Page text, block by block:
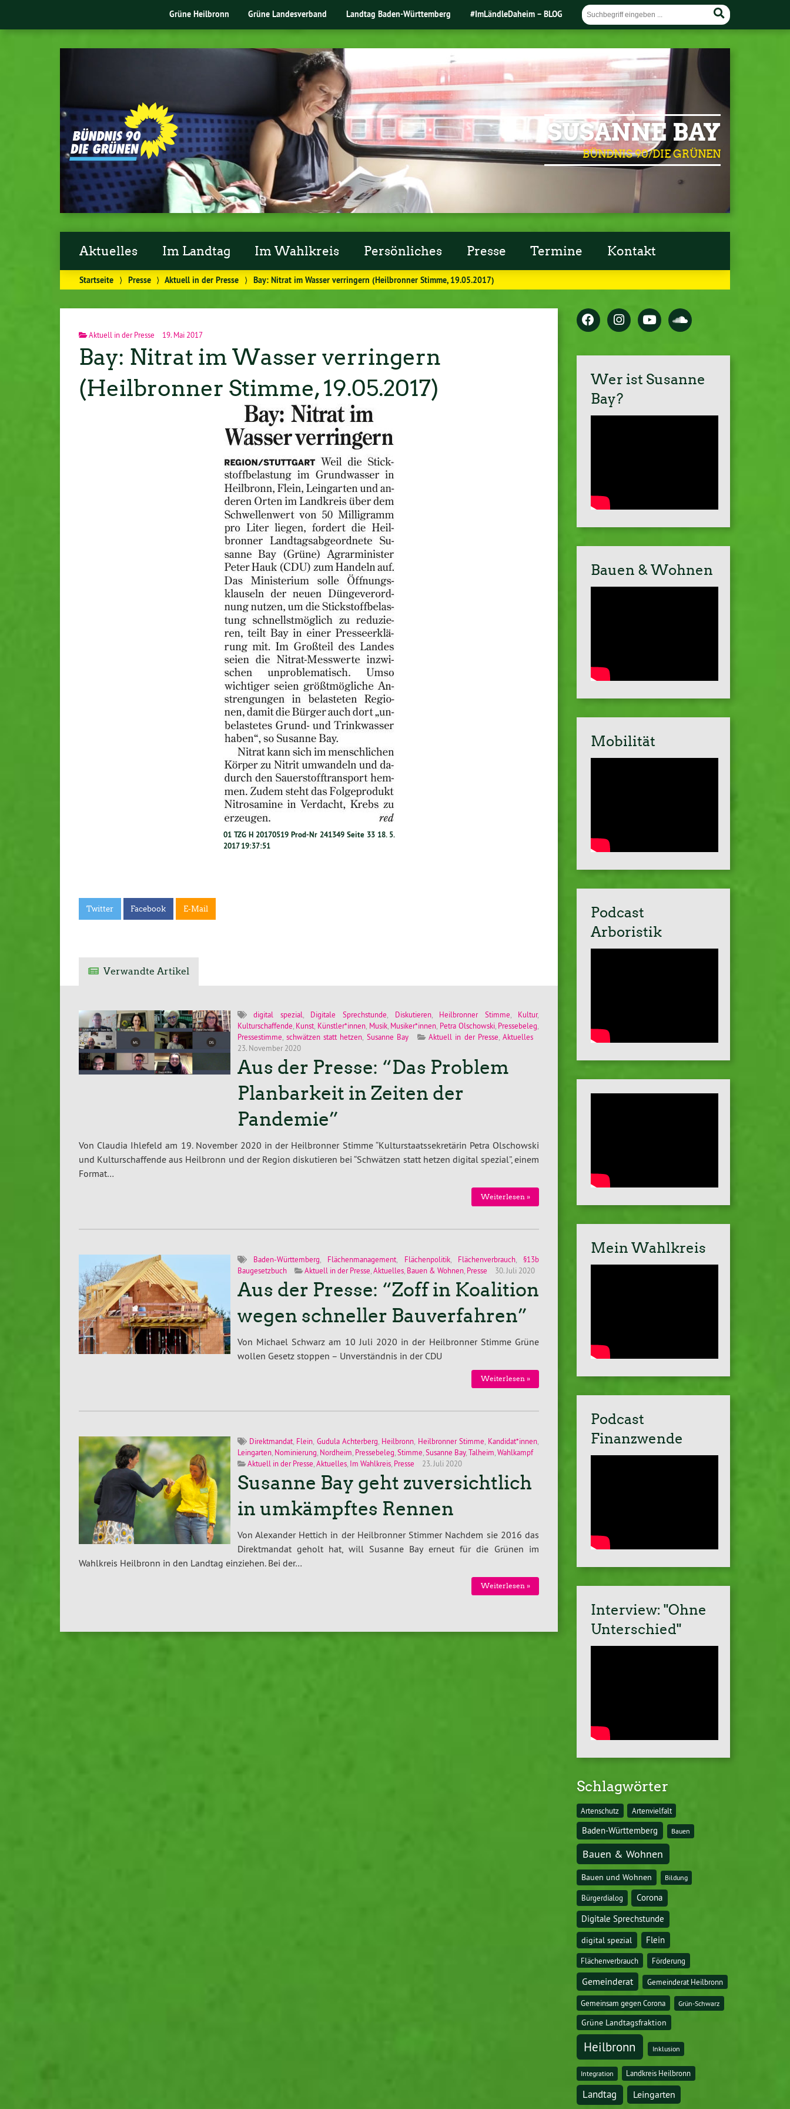
Grüne Heilbronn Grüne Landesverband Landtag Baden-Württemberg #ImLändleDaheim – BLOG
SUSANNE BAY
BÜNDNIS 90/DIE GRÜNEN
Aktuelles Im Landtag Im Wahlkreis Persönliches Presse Termine Kontakt
Startseite ⟩ Presse ⟩ Aktuell in der Presse ⟩ Bay: Nitrat im Wasser verringern (Heilbronner Stimme, 19.05.2017)
Aktuell in der Presse 19. Mai 2017
Bay: Nitrat im Wasser verringern
(Heilbronner Stimme, 19.05.2017)
01 TZG H 20170519 Prod-Nr 241349 Seite 33 18. 5.
2017 19:37:51
Twitter Facebook E-Mail
Verwandte Artikel
digital spezial, Digitale Sprechstunde, Diskutieren, Heilbronner Stimme, Kultur,
Kulturschaffende, Kunst, Künstler*innen, Musik, Musiker*innen, Petra Olschowski, Pressebeleg,
Pressestimme, schwätzen statt hetzen, Susanne Bay Aktuell in der Presse,Aktuelles
23. November 2020
Aus der Presse: “Das Problem
Planbarkeit in Zeiten der
Pandemie”
Von Claudia Ihlefeld am 19. November 2020 in der Heilbronner Stimme “Kulturstaatssekretärin Petra Olschowski
und Kulturschaffende aus Heilbronn und der Region diskutieren bei “Schwätzen statt hetzen digital spezial”, einem
Format…
Weiterlesen »
Baden-Württemberg Flächenmanagement Flächenpolitik, Flächenverbrauch,§13b
Baugesetzbuch
Aktuell in der Presse Aktuelles, Bauen & Wohnen, Presse 30. Juli 2020
Aus der Presse: “Zoff in Koalition
wegen schneller Bauverfahren”
Von Michael Schwarz am 10 Juli 2020 in der Heilbronner Stimme Grüne
wollen Gesetz stoppen – Unverständnis in der CDU
Weiterlesen »
Direktmandat, Flein Gudula Achterberg Heilbronn Heilbronner Stimme Kandidat*innen
Leingarten, Nominierung Nordheim Pressebeleg Stimme Susanne Bay,Talheim ,Wahlkampf
Aktuell in der Presse Aktuelles, Im Wahlkreis, Presse 23. Juli 2020
Susanne Bay geht zuversichtlich
in umkämpftes Rennen
Von Alexander Hettich in der Heilbronner Stimmer Nachdem sie 2016 das
Direktmandat geholt hat, will Susanne Bay erneut für die Grünen im
Wahlkreis Heilbronn in den Landtag einziehen. Bei der…
Weiterlesen »
Wer ist Susanne
Bay?
Bauen & Wohnen
Mobilität
Podcast
Arboristik
Mein Wahlkreis
Podcast
Finanzwende
Interview: "Ohne
Unterschied"
Schlagwörter
Artenschutz Artenvielfalt
Baden-Württemberg Bauen
Bauen & Wohnen
Bauen und Wohnen Bildung
Bürgerdialog Corona
Digitale Sprechstunde
digital spezial
Flein
Flächenverbrauch Förderung
Gemeinderat Gemeinderat Heilbronn
Gemeinsam gegen Corona Grün-Schwarz
Grüne Landtagsfraktion
Heilbronn Inklusion
Integration Landkreis Heilbronn
Landtag Leingarten